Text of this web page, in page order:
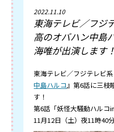
2022.11.10
東海テレビ／フジ
高のオバハン中島
海唯が出演します！
東海テレビ／フジテレビ
中島ハルコ』第6話に三枝
す！
第6話「妖怪大騒動ハルコ
11月12日（土）夜11時40